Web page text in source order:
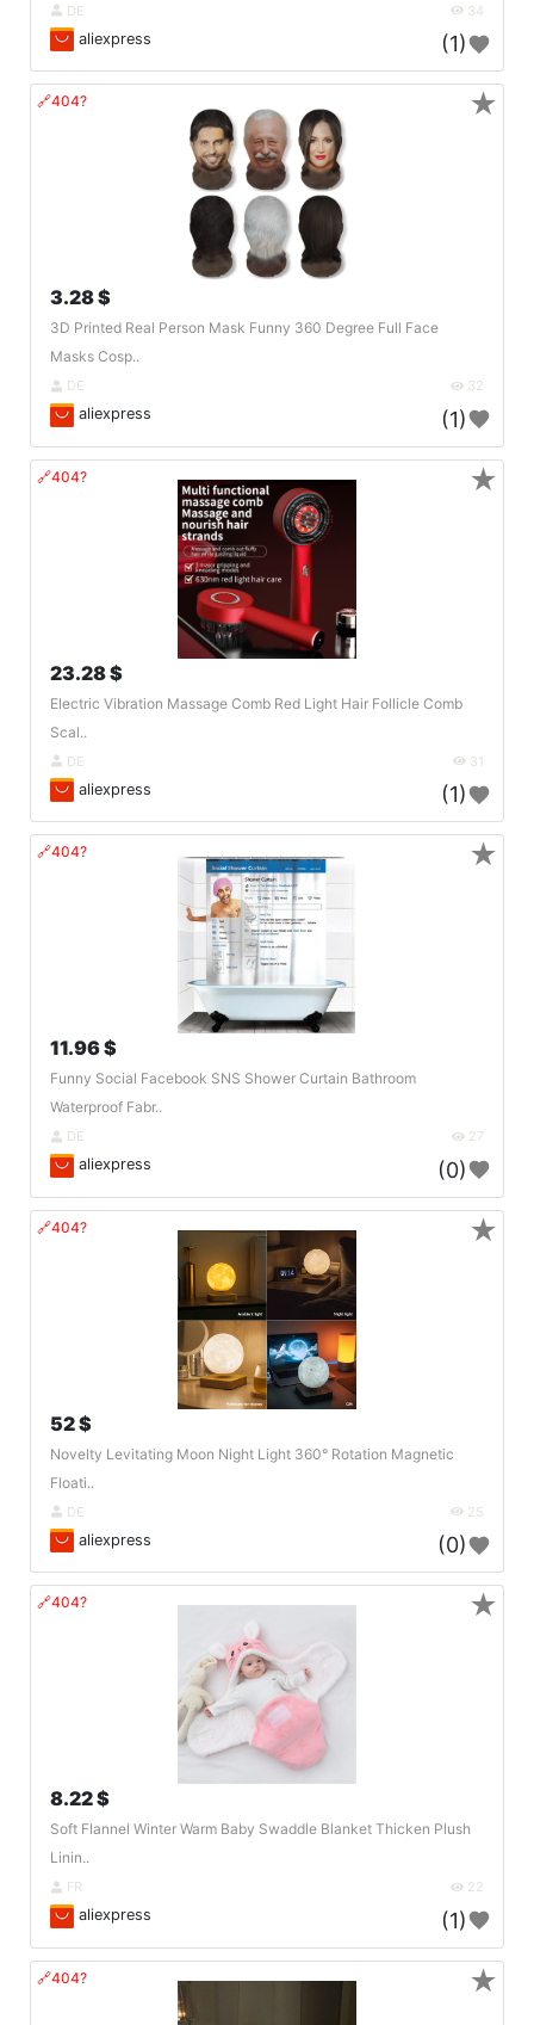
DE 34
aliexpress (1)
🔗404?
3.28 $
3D Printed Real Person Mask Funny 360 Degree Full Face
Masks Cosp..
DE 32
aliexpress (1)
★
🔗404?
23.28 $
Electric Vibration Massage Comb Red Light Hair Follicle Comb
Scal..
DE 31
aliexpress (1)
★
🔗404?
11.96 $
Funny Social Facebook SNS Shower Curtain Bathroom
Waterproof Fabr..
DE 27
aliexpress (0)
★
🔗404?
52 $
Novelty Levitating Moon Night Light 360° Rotation Magnetic
Floati..
DE 25
aliexpress (0)
★
🔗404?
8.22 $
Soft Flannel Winter Warm Baby Swaddle Blanket Thicken Plush
Linin..
FR 22
aliexpress (1)
★
🔗404? ★